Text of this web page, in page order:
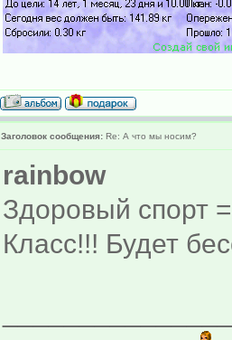
Заголовок сообщения: Re: А что мы носим?
rainbow
Здоровый спорт
Класс!!! Будет